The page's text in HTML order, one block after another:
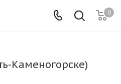
0
Каменогорске)